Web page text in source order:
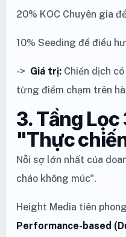
20% KOC Chuyên gia
10% Seeding để điều
-> Giá trị: Chiến dịch
từng điểm chạm trên
3. Tầng Lọc
"Thực
Nỗi sợ lớn nhất của
cháo không múc".
Height Media tiên
Performance-based